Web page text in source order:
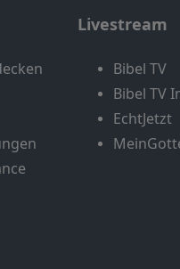
Livestream
Bibel TV
Bibel TV
EchtJetzt